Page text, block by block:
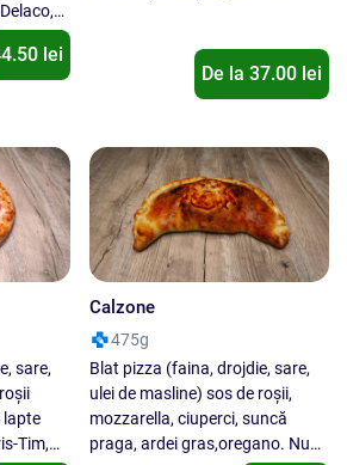
lei
De la 37.00 lei
sare,
lapte
Tim,
Calzone
475g
Blat pizza (faina, drojdie, sare,
ulei de masline) sos de roşii,
mozzarella, ciuperci, suncă
praga, ardei gras,oregano. Nu